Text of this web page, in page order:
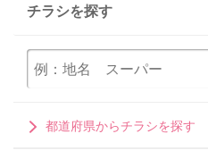
チラシを探す
都道府県からチラシを探す